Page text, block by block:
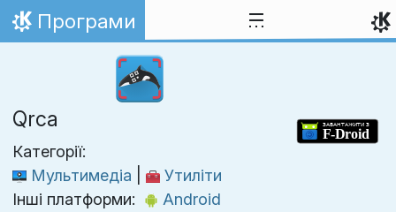
Перейти до вмісту
Домівка
Програми
Qrca
Категорії:
Мультимедіа
Утиліти
Інші платформи:
Android